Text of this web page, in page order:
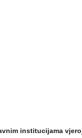
institucijama